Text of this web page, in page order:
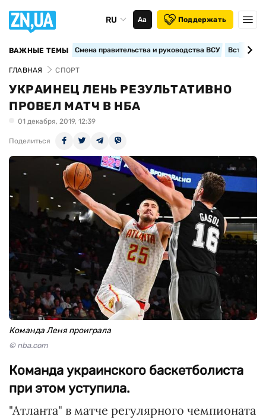
RU Аа Поддержать
ВАЖНЫЕ ТЕМЫ Смена правительства и руководства ВСУ
ГЛАВНАЯ СПОРТ
УКРАИНЕЦ ЛЕНЬ РЕЗУЛЬТАТИВНО
ПРОВЕЛ МАТЧ В НБА
01 декабря, 2019, 12:39
Поделиться
Команда Леня проиграла
© nba.com
Команда украинского баскетболиста
при этом уступила.
"Атланта" в матче регулярного чемпионата